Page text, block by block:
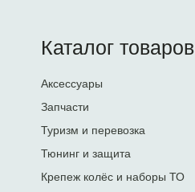
Каталог товаров
Аксессуары
Запчасти
Туризм и перевозка
Тюнинг и защита
Крепеж колёс и наборы ТО